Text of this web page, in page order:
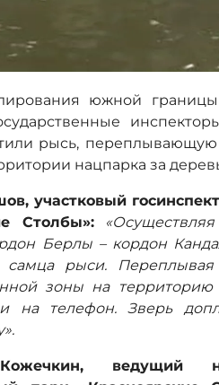
южной
рысь,
нацпарка за
участковый
Столбы»:
Берлы – кордон
рыси. Переплывая
зоны на территорию
на телефон. Зверь
ведущий